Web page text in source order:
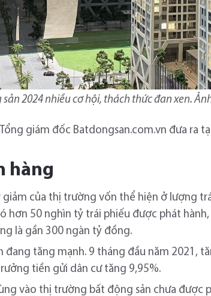
2024 nhiều cơ hội, thách thức đan xen.
giám đốc Batdongsan.com.vn đưa ra
hàng
giảm của thị trường vốn thể hiện ở lượng
hơn 50 nghìn tỷ trái phiếu được phát
là gần 300 ngàn tỷ đồng.
đang tăng mạnh. 9 tháng đầu năm 2021,
tiền gửi dân cư tăng 9,95%.
vào thị trường bất động sản chưa được